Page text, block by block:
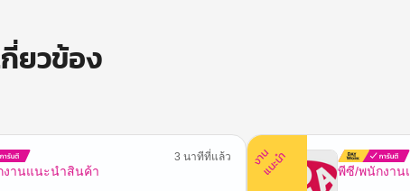
ยวข้อง
านแนะนำสินค้า
3 นาทีที่แล้ว ง
า
น
แ
น
ะ
นำ พีซี/พนักงาน